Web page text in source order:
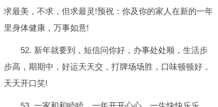
求最美，不求，但求最灵!预祝：你及你的家人在新的一年
里身体健康，万事如意!
52. 新年就要到，短信问你好，办事处处顺，生活步
步高，期期中，好运天天交，打牌场场胜，口味顿顿好，
天天开口笑!